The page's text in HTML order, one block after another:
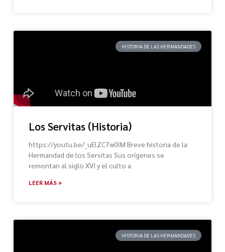
HISTORIA DE LAS HERMANDADES
Los Servitas (Historia)
https://youtu.be/_uElZC7w0lM Breve historia de la
Hermandad de los Servitas Sus orígenes se
remontan al siglo XVI y el culto a
LEER MÁS »
HISTORIA DE LAS HERMANDADES